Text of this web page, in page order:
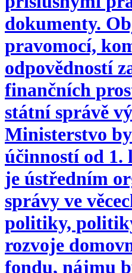
dokumenty.
pravomocí,
odpovědností
finančních
státní správě
Ministerstvo
účinností od 1.
je ústředním
správy ve
politiky,
rozvoje
fondu, nájmu